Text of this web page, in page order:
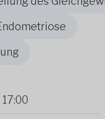
17:00